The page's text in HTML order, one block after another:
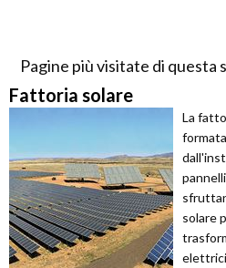
Pagine più visitate di questa
Fattoria solare
La
formata
solare